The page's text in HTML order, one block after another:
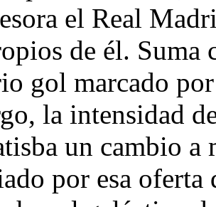
el Real
de él. Suma
gol marcado
la intensidad
un cambio a
por esa oferta